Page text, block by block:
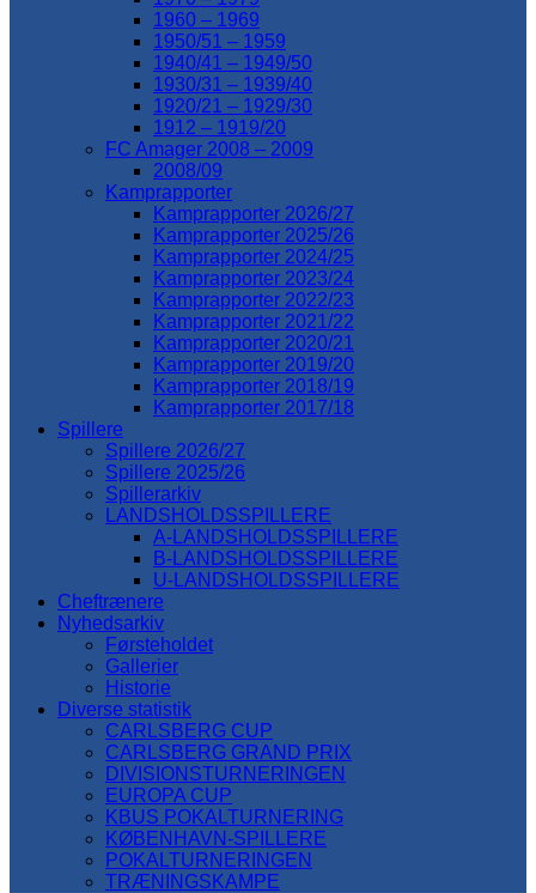
1960 – 1969
1950/51 – 1959
1940/41 – 1949/50
1930/31 – 1939/40
1920/21 – 1929/30
1912 – 1919/20
FC Amager 2008 – 2009
2008/09
Kamprapporter
Kamprapporter 2026/27
Kamprapporter 2025/26
Kamprapporter 2024/25
Kamprapporter 2023/24
Kamprapporter 2022/23
Kamprapporter 2021/22
Kamprapporter 2020/21
Kamprapporter 2019/20
Kamprapporter 2018/19
Kamprapporter 2017/18
Spillere
Spillere 2026/27
Spillere 2025/26
Spillerarkiv
LANDSHOLDSSPILLERE
A-LANDSHOLDSSPILLERE
B-LANDSHOLDSSPILLERE
U-LANDSHOLDSSPILLERE
Cheftrænere
Nyhedsarkiv
Førsteholdet
Gallerier
Historie
Diverse statistik
CARLSBERG CUP
CARLSBERG GRAND PRIX
DIVISIONSTURNERINGEN
EUROPA CUP
KBUS POKALTURNERING
KØBENHAVN-SPILLERE
POKALTURNERINGEN
TRÆNINGSKAMPE